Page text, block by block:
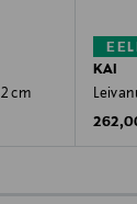
cm
KAI